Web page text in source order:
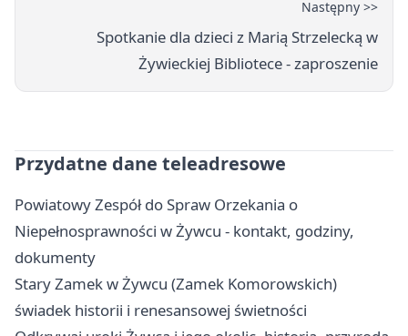
Następny >>
Spotkanie dla dzieci z Marią Strzelecką w
Żywieckiej Bibliotece - zaproszenie
Przydatne dane teleadresowe
Powiatowy Zespół do Spraw Orzekania o
Niepełnosprawności w Żywcu - kontakt, godziny,
dokumenty
Stary Zamek w Żywcu (Zamek Komorowskich)
świadek historii i renesansowej świetności